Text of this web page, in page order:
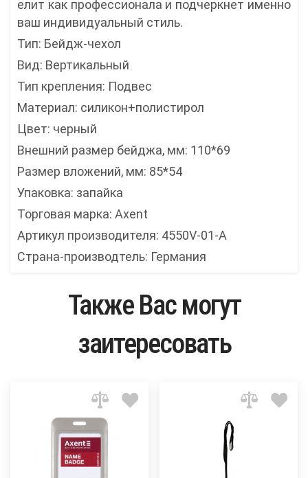
елит как профессионала и подчеркнет именно
ваш индивидуальный стиль.
Тип: Бейдж-чехол
Вид: Вертикальный
Тип крепления: Подвес
Материал: силикон+полистирол
Цвет: черный
Внешний размер бейджа, мм: 110*69
Размер вложений, мм: 85*54
Упаковка: запайка
Торговая марка: Axent
Артикул производителя: 4550V-01-A
Страна-производтель: Германия
Также Вас могут
заитересовать